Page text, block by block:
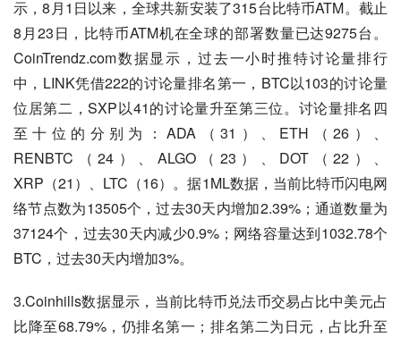
示，8月1日以来，全球共新安装了315台比特币ATM。截止
8月23日，比特币ATM机在全球的部署数量已达9275台。
CoinTrendz.com数据显示，过去一小时推特讨论量排行
中，LINK凭借222的讨论量排名第一，BTC以103的讨论量
位居第二，SXP以41的讨论量升至第三位。讨论量排名四
至十位的分别为：ADA（31）、ETH（26）、
RENBTC（24）、ALGO（23）、DOT（22）、
XRP（21）、LTC（16）。据1ML数据，当前比特币闪电网
络节点数为13505个，过去30天内增加2.39%；通道数量为
37124个，过去30天内减少0.9%；网络容量达到1032.78个
BTC，过去30天内增加3%。
3.Coinhills数据显示，当前比特币兑法币交易占比中美元占
比降至68.79%，仍排名第一；排名第二为日元，占比升至